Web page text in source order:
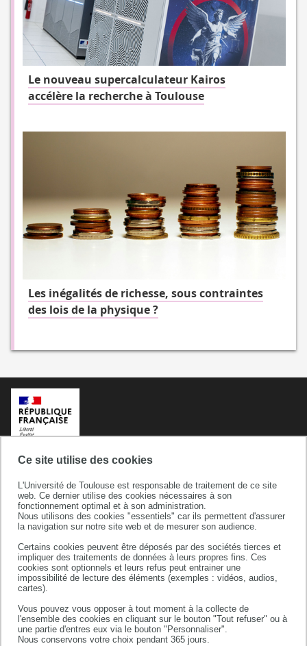
Ce site utilise des cookies
L'Université de Toulouse est responsable de traitement de ce site
web. Ce dernier utilise des cookies nécessaires à son
fonctionnement optimal et à son administration.
Nous utilisons des cookies "essentiels" car ils permettent d'assurer
la navigation sur notre site web et de mesurer son audience.
Certains cookies peuvent être déposés par des sociétés tierces et
impliquer des traitements de données à leurs propres fins. Ces
cookies sont optionnels et leurs refus peut entrainer une
impossibilité de lecture des éléments (exemples : vidéos, audios,
cartes).
Vous pouvez vous opposer à tout moment à la collecte de
l'ensemble des cookies en cliquant sur le bouton "Tout refuser" ou à
une partie d'entres eux via le bouton "Personnaliser".
Nous conservons votre choix pendant 365 jours.
Le nouveau supercalculateur Kairos
accélère la recherche à Toulouse
Les inégalités de richesse, sous contraintes
des lois de la physique ?
Université de Toulouse
118 route de Narbonne
31062 TOULOUSE CEDEX 9
téléphone +33 (0)5 61 55 66 11